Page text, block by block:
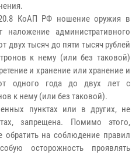
КоАП РФ ношение оружия в
наложение административного
двух тысяч до пяти тысяч рублей
к нему (или без таковой)
и хранение или хранение и
одного года до двух лет с
к нему (или без таковой).
пунктах или в других, не
запрещена. Помимо этого,
на соблюдение правил
осторожность проявлять